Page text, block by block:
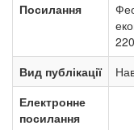
Посилання
Вид публікації
Електронне
посилання